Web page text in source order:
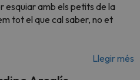
esquiar amb els petits de la
tot el que cal saber, no et
Llegir més